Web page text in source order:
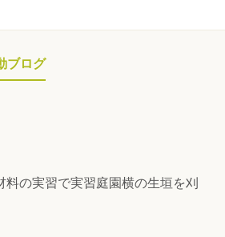
ブログ
料の実習で実習庭園横の生垣を刈